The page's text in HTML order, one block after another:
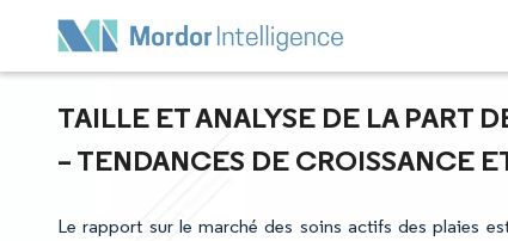
TAILLE ET ANALYSE DE LA PART
– TENDANCES DE CROISSANCE
Le rapport sur le marché des soins actifs des plaies